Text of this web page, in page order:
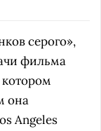
серого»,
фильма
она
Angeles